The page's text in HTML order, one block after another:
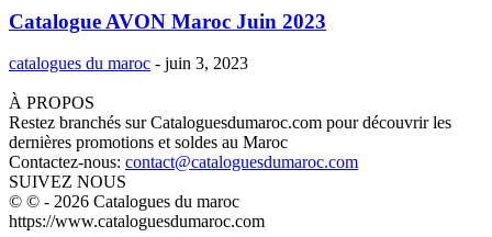
Catalogue AVON Maroc Juin 2023
catalogues du maroc - juin 3, 2023
À PROPOS
Restez branchés sur Cataloguesdumaroc.com pour découvrir les
dernières promotions et soldes au Maroc
Contactez-nous: contact@cataloguesdumaroc.com
SUIVEZ NOUS
© © - 2026 Catalogues du maroc
https://www.cataloguesdumaroc.com